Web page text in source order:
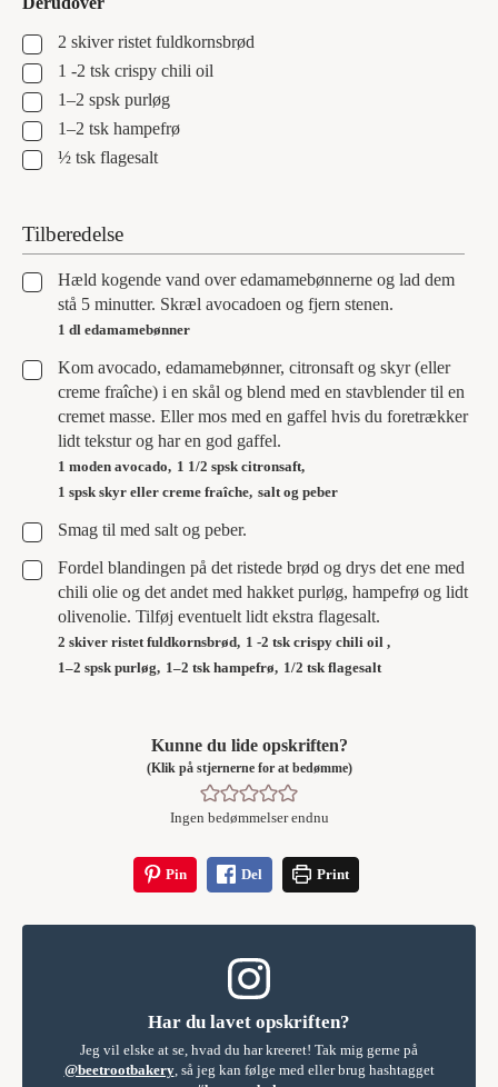
▢
2 skiver ristet fuldkornsbrød
▢1 -2 tsk crispy chili oil
▢1–2 spsk purløg
▢1–2 tsk hampefrø
▢
½ tsk flagesalt
Tilberedelse
▢
Hæld kogende vand over edamamebønnerne og lad dem
stå 5 minutter. Skræl avocadoen og fjern stenen.
1 dl edamamebønner
▢
Kom avocado, edamamebønner, citronsaft og skyr (eller
creme fraîche) i en skål og blend med en stavblender til en
cremet masse. Eller mos med en gaffel hvis du foretrækker
lidt tekstur og har en god gaffel.
1 moden avocado, 1 1/2 spsk citronsaft,
1 spsk skyr eller creme fraîche, salt og peber
▢
Smag til med salt og peber.
▢
Fordel blandingen på det ristede brød og drys det ene med
chili olie og det andet med hakket purløg, hampefrø og lidt
olivenolie. Tilføj eventuelt lidt ekstra flagesalt.
2 skiver ristet fuldkornsbrød, 1 -2 tsk crispy chili oil ,
1–2 spsk purløg, 1–2 tsk hampefrø, 1/2 tsk flagesalt
Kunne du lide opskriften?
(Klik på stjernerne for at bedømme)
Ingen bedømmelser endnu
Pin Del Print
Har du lavet opskriften?
Jeg vil elske at se, hvad du har kreeret! Tak mig gerne på
@beetrootbakery, så jeg kan følge med eller brug hashtagget